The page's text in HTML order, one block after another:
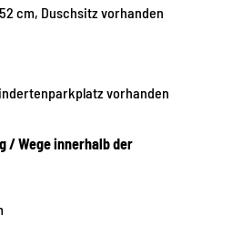
cm, Duschsitz vorhanden
vorhanden
/ Wege innerhalb der